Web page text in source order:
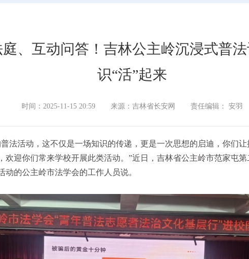
、互动问答！吉林公主岭沉浸式普
识“活”起来
时间：2025-11-15 20:59 来源：吉林省长安网 责任编辑： 安羽
法活动，这不仅是一场知识的传递，更是一次思想的启迪，你们
欢迎你们常来学校开展此类活动。”近日，吉林省公主岭市范家屯
动的公主岭市法学会的工作人员说。